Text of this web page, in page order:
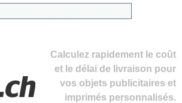
Calculez rapidement le coût
et le délai de livraison pour
vos objets publicitaires et
imprimés personnalisés.